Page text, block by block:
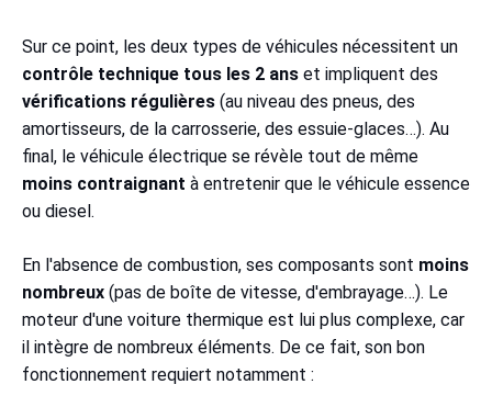
Sur ce point, les deux types de véhicules nécessitent un
contrôle technique tous les 2 ans et impliquent des
vérifications régulières (au niveau des pneus, des
amortisseurs, de la carrosserie, des essuie-glaces…). Au
final, le véhicule électrique se révèle tout de même
moins contraignant à entretenir que le véhicule essence
ou diesel.
En l'absence de combustion, ses composants sont moins
nombreux (pas de boîte de vitesse, d'embrayage…). Le
moteur d'une voiture thermique est lui plus complexe, car
il intègre de nombreux éléments. De ce fait, son bon
fonctionnement requiert notamment :